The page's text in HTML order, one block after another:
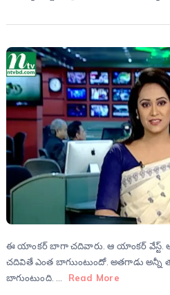
ఈ యాంకర్ బాగా చదివారు. ఆ యాంకర్ వేస్ట్.
చదివితే ఎంత బాగుుంటుందో. అతగాడు అన్నీ
బాగుంటుంది. …
Read More